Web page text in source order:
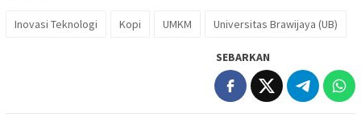
Inovasi Teknologi Kopi UMKM Universitas Brawijaya (UB)
SEBARKAN